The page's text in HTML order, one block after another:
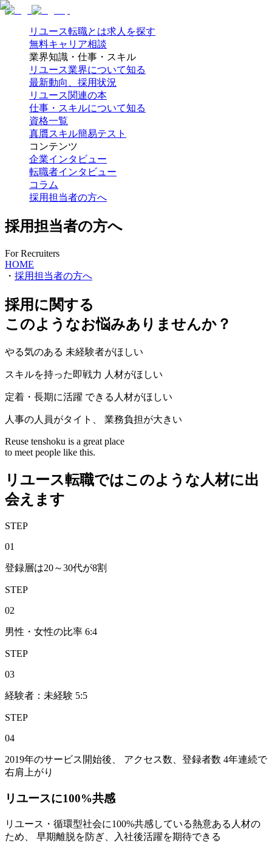
リユース転職とは求人を探す
無料キャリア相談
業界知識・仕事・スキル
リユース業界について知る
最新動向、採用状況
リユース関連の本
仕事・スキルについて知る
資格一覧
真贋スキル簡易テスト
コンテンツ
企業インタビュー
転職者インタビュー
コラム
採用担当者の方へ
採用担当者の方へ
For Recruiters
HOME
・ 採用担当者の方へ
採用に関する
このようなお悩みありませんか？
やる気のある 未経験者がほしい
スキルを持った即戦力 人材がほしい
定着・長期に活躍 できる人材がほしい
人事の人員がタイト、 業務負担が大きい
Reuse tenshoku is a great place
to meet people like this.
リユース転職ではこのような人材に出
会えます
STEP
01
登録層は20～30代が8割
STEP
02
男性・女性の比率 6:4
STEP
03
経験者：未経験 5:5
STEP
04
2019年のサービス開始後、 アクセス数、登録者数 4年連続で
右肩上がり
リユースに100%共感
リユース・循環型社会に100%共感している熱意ある人材の
ため、 早期離脱を防ぎ、入社後活躍を期待できる